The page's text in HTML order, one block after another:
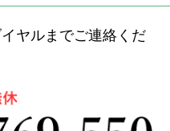
ヤルまでご連絡くだ